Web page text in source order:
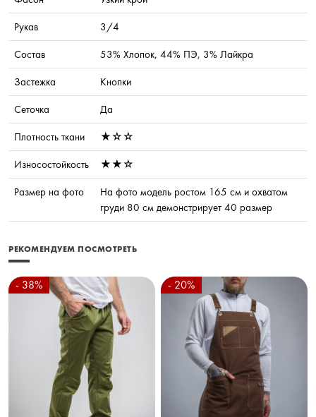
Рукав
3/4
Состав
53% Хлопок, 44% ПЭ, 3% Лайкра
Застежка
Кнопки
Сеточка
Да
Плотность ткани
★☆☆
Износостойкость
★★☆
Размер на фото
На фото модель ростом 165 см и охватом
груди 80 см демонстрирует 40 размер
РЕКОМЕНДУЕМ ПОСМОТРЕТЬ
- 38% - 20%